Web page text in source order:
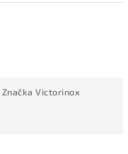
Značka Victorinox